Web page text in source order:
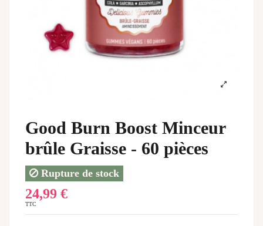
Good Burn Boost Minceur
brûle Graisse - 60 pièces
Rupture de stock
24,99 €
TTC